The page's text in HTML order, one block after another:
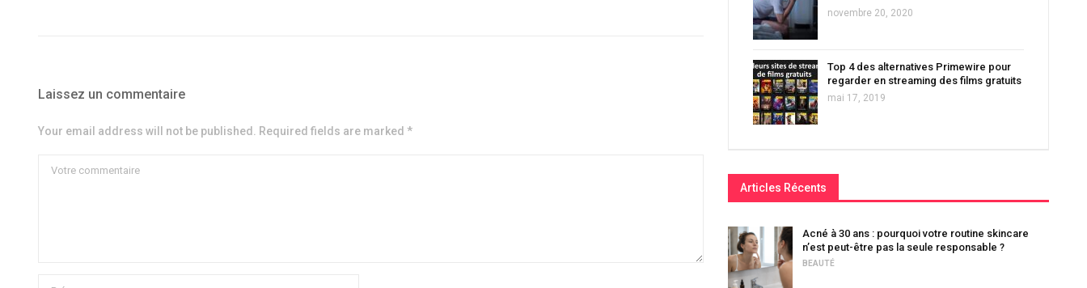
Laissez un commentaire
Your email address will not be published. Required fields are marked *
novembre 20, 2020
Top 4 des alternatives Primewire pour
regarder en streaming des films gratuits
mai 17, 2019
Articles Récents
Acné à 30 ans : pourquoi votre routine skincare
n’est peut-être pas la seule responsable ?
BEAUTÉ